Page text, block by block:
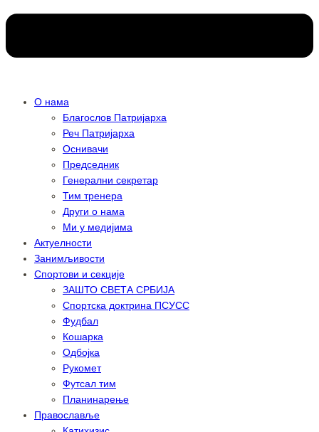
О нама
Благослов Патријарха
Реч Патријарха
Оснивачи
Председник
Генерални секретар
Тим тренера
Други о нама
Ми у медијима
Актуелности
Занимљивости
Спортови и секције
ЗАШТО СВЕТА СРБИЈА
Спортска доктрина ПСУСС
Фудбал
Кошарка
Одбојка
Рукомет
Футсал тим
Планинарење
Православље